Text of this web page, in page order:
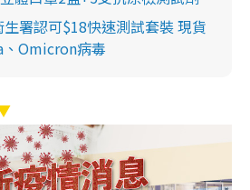
生署認可$18快速測試套裝 現貨
Omicron病毒